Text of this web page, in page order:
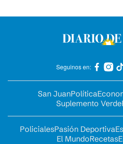
Seguinos en:
San JuanPolítica
Suplemento Verde
PolicialesPasión Deportiva
El MundoRecetas